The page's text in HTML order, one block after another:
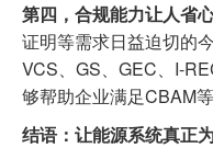
第四，合规能力让人省心
证明等需求日益迫切的
VCS、GS、GEC、I-
够帮助企业满足CBAM
结语：让能源系统真正